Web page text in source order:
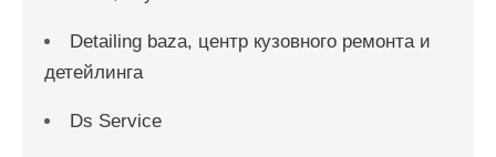
Detailing baza, центр кузовного ремонта и
детейлинга
Ds Service